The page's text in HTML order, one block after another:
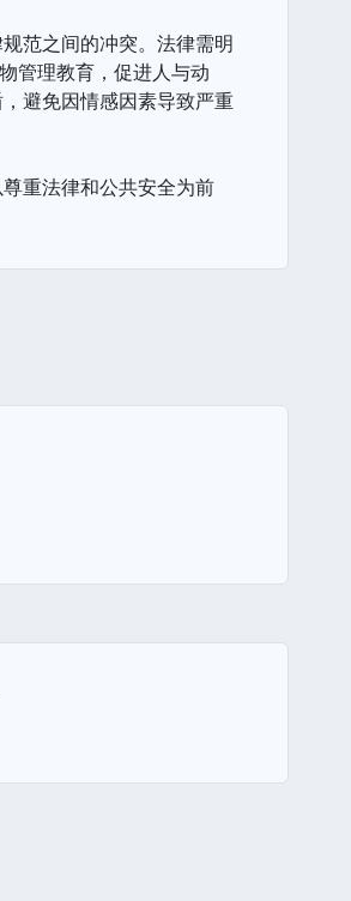
范之间的冲突。法律需明
管理教育，促进人与动
避免因情感因素导致严重
重法律和公共安全为前